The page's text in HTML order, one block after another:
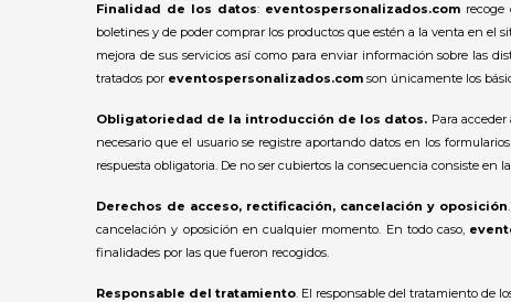
Finalidad de los datos: eventospersonalizados.comrecoge
boletines y de poder comprar los productos que estén a la venta en el
mejora de sus servicios así como para enviar información sobre las
tratados por eventospersonalizados.com son únicamente los
Obligatoriedad de la introducción de los datos. Para
necesario que el usuario se registre aportando datos en los
respuesta obligatoria. De no ser cubiertos la consecuencia consiste en
Derechos de acceso, rectificación, cancelación y oposición
cancelación y oposición en cualquier momento. En todo caso,
finalidades por las que fueron recogidos.
Responsable del tratamiento. El responsable del tratamiento de